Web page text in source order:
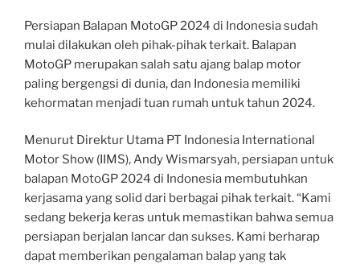
Persiapan Balapan MotoGP 2024 di Indonesia sudah
mulai dilakukan oleh pihak-pihak terkait. Balapan
MotoGP merupakan salah satu ajang balap motor
paling bergengsi di dunia, dan Indonesia memiliki
kehormatan menjadi tuan rumah untuk tahun 2024.
Menurut Direktur Utama PT Indonesia International
Motor Show (IIMS), Andy Wismarsyah, persiapan untuk
balapan MotoGP 2024 di Indonesia membutuhkan
kerjasama yang solid dari berbagai pihak terkait. “Kami
sedang bekerja keras untuk memastikan bahwa semua
persiapan berjalan lancar dan sukses. Kami berharap
dapat memberikan pengalaman balap yang tak